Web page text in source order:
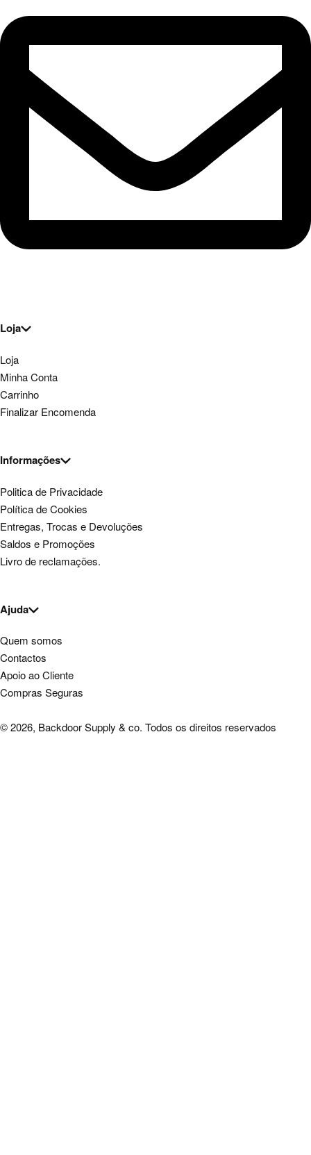
Loja
Loja
Minha Conta
Carrinho
Finalizar Encomenda
Informações
Politica de Privacidade
Política de Cookies
Entregas, Trocas e Devoluções
Saldos e Promoções
Livro de reclamações.
Ajuda
Quem somos
Contactos
Apoio ao Cliente
Compras Seguras
© 2026, Backdoor Supply & co. Todos os direitos reservados